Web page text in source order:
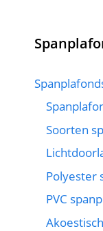
Soorten
Polyester
PVC